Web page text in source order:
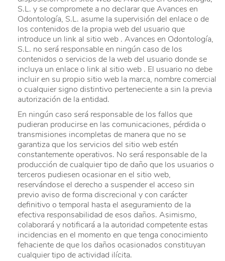
S.L. y se compromete a no declarar que Avances en
Odontología, S.L. asume la supervisión del enlace o de
los contenidos de la propia web del usuario que
introduce un link al sitio web . Avances en Odontología,
S.L. no será responsable en ningún caso de los
contenidos o servicios de la web del usuario donde se
incluya un enlace o link al sitio web . El usuario no debe
incluir en su propio sitio web la marca, nombre comercial
o cualquier signo distintivo perteneciente a sin la previa
autorización de la entidad.
En ningún caso será responsable de los fallos que
pudieran producirse en las comunicaciones, pérdida o
transmisiones incompletas de manera que no se
garantiza que los servicios del sitio web estén
constantemente operativos. No será responsable de la
producción de cualquier tipo de daño que los usuarios o
terceros pudiesen ocasionar en el sitio web,
reservándose el derecho a suspender el acceso sin
previo aviso de forma discrecional y con carácter
definitivo o temporal hasta el aseguramiento de la
efectiva responsabilidad de esos daños. Asimismo,
colaborará y notificará a la autoridad competente estas
incidencias en el momento en que tenga conocimiento
fehaciente de que los daños ocasionados constituyan
cualquier tipo de actividad ilícita.